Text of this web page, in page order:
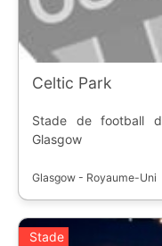
Celtic Park
Stade de football
Glasgow
Glasgow - Royaume-Uni
Stade